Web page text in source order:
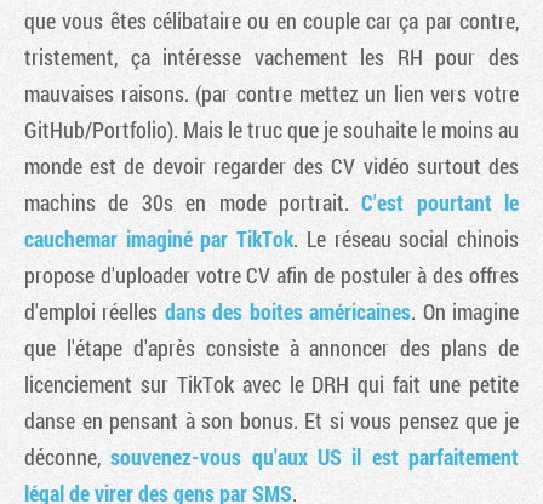
que vous êtes célibataire ou en couple car ça par contre,
tristement, ça intéresse vachement les RH pour des
mauvaises raisons. (par contre mettez un lien vers votre
GitHub/Portfolio). Mais le truc que je souhaite le moins au
monde est de devoir regarder des CV vidéo surtout des
machins de 30s en mode portrait.C'est pourtant le
cauchemar imaginé par TikTok. Le réseau social chinois
propose d'uploader votre CV afin de postuler à des offres
d'emploi réelles dans des boites américaines. On imagine
que l'étape d'après consiste à annoncer des plans de
licenciement sur TikTok avec le DRH qui fait une petite
danse en pensant à son bonus. Et si vous pensez que je
déconne,souvenez-vous qu'aux US il est parfaitement
légal de virer des gens par SMS.